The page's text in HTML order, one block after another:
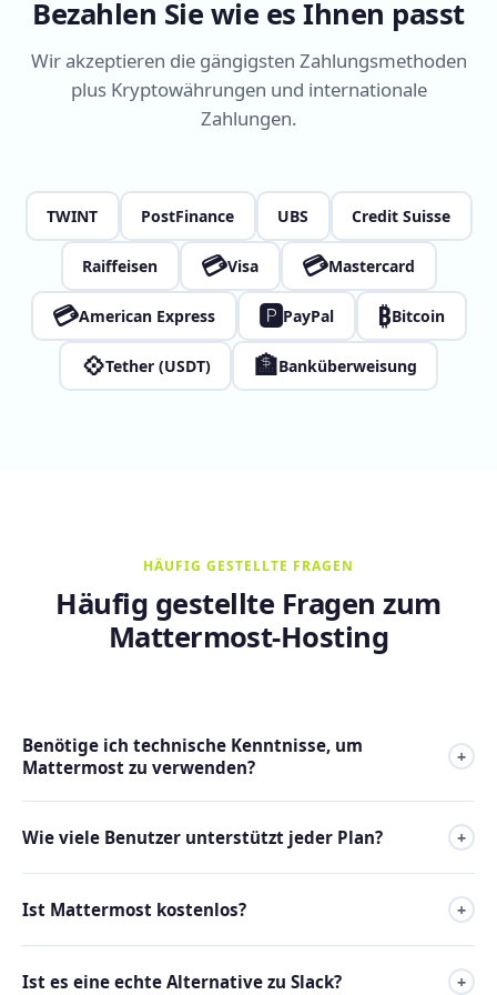
Bezahlen Sie wie es Ihnen passt
Wir akzeptieren die gängigsten Zahlungsmethoden
plus Kryptowährungen und internationale
Zahlungen.
TWINT PostFinance UBS Credit Suisse
Raiffeisen 💳Visa 💳Mastercard
💳American Express 🅿PayPal ₿Bitcoin
💠Tether (USDT) 🏦Banküberweisung
HÄUFIG GESTELLTE FRAGEN
Häufig gestellte Fragen zum
Mattermost-Hosting
Benötige ich technische Kenntnisse, um
Mattermost zu verwenden?
+
ersten Tag können Sie Kanäle erstellen, Benutzer einladen
Wie viele Benutzer unterstützt jeder Plan? +
tatsächliche Kapazität hängt von den Serverressourcen
Ist Mattermost kostenlos? +
kostenlos. Sie zahlen nur für das Hosting, auf dem es
Ist es eine echte Alternative zu Slack? +